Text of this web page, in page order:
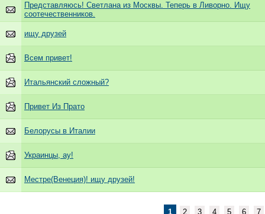
Представляюсь! Светлана из Москвы. Теперь в Ливорно. Ищу
соотечественников.
ищу друзей
Всем привет!
Итальянский сложный?
Привет Из Прато
Белорусы в Италии
Украинцы, ау!
Местре(Венеция)! ищу друзей!
1 2 3 4 5 6 7